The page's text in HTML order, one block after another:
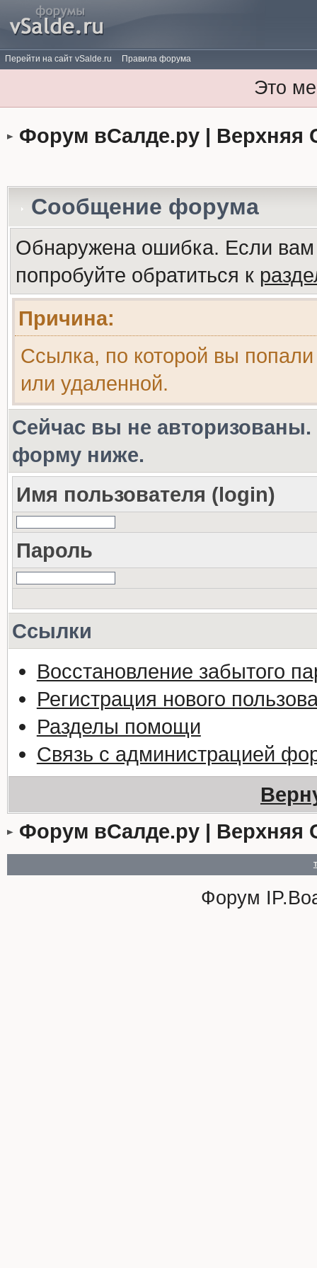
Перейти на сайт vSalde.ru Правила форума
Это
Форум вСалде.ру | Верхняя
Сообщение форума
Обнаружена ошибка. Если
попробуйте обратиться к
Причина:
Ссылка, по которой вы
или удаленной.
Сейчас вы не авторизованы.
форму ниже.
Имя пользователя (login)
Пароль
Ссылки
Восстановление забытого
Регистрация нового
Разделы помощи
Связь с администрацией
Форум вСалде.ру | Верхняя
Форум